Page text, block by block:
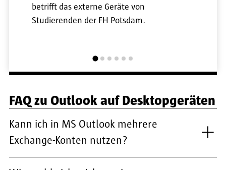
betrifft das externe Geräte von
Studierenden der FH Potsdam.
FAQ zu Outlook auf Desktopgeräten
Kann ich in MS Outlook mehrere
Exchange-Konten nutzen?